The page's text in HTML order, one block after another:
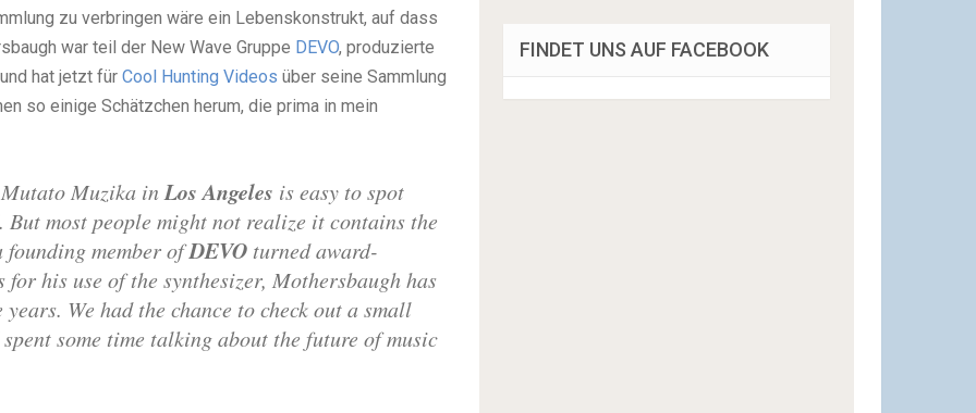
zu verbringen wäre ein Lebenskonstrukt, auf dass
war teil der New Wave Gruppe DEVO, produzierte
hat jetzt für Cool Hunting Videos über seine Sammlung
so einige Schätzchen herum, die prima in mein
Muzika in Los Angeles is easy to spot
most people might not realize it contains the
member ofDEVO turned award-
for his use of the synthesizer, Mothersbaugh has
We had the chance to check out a small
some time talking about the future of music
FINDET UNS AUF FACEBOOK